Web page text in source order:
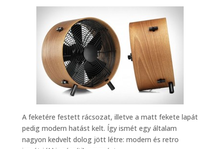
A feketére festett rácsozat, illetve a matt fekete lapát
pedig modern hatást kelt. Így ismét egy általam
nagyon kedvelt dolog jött létre: modern és retro